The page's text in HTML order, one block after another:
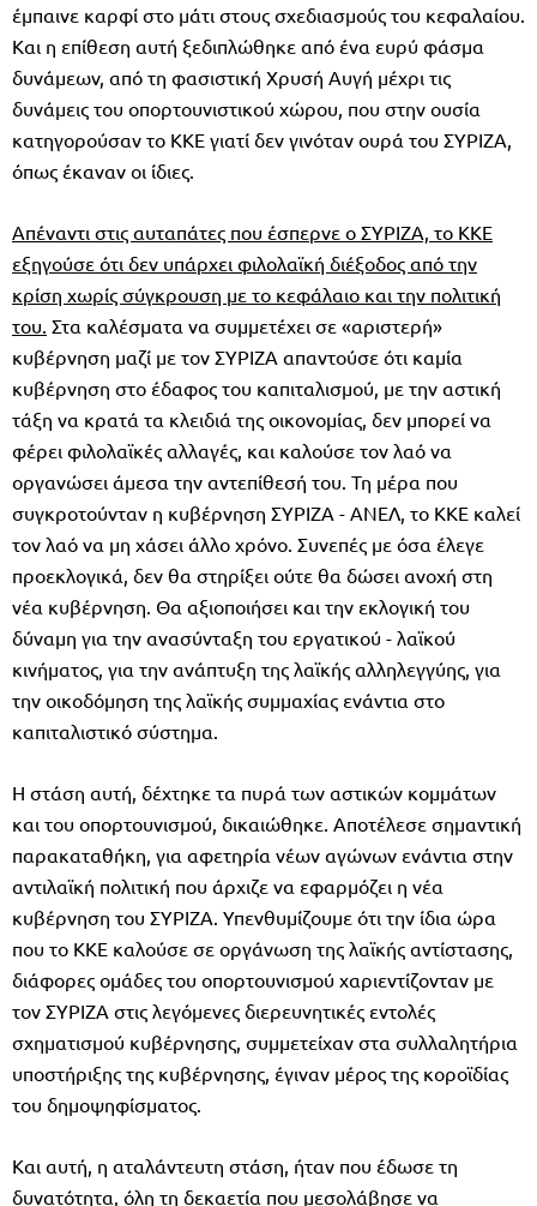
έμπαινε καρφί στο μάτι στους σχεδιασμούς του κεφαλαίου.
Και η επίθεση αυτή ξεδιπλώθηκε από ένα ευρύ φάσμα
δυνάμεων, από τη φασιστική Χρυσή Αυγή μέχρι τις
δυνάμεις του οπορτουνιστικού χώρου, που στην ουσία
κατηγορούσαν το ΚΚΕ γιατί δεν γινόταν ουρά του ΣΥΡΙΖΑ,
όπως έκαναν οι ίδιες.
Απέναντι στις αυταπάτες που έσπερνε ο ΣΥΡΙΖΑ, το ΚΚΕ
εξηγούσε ότι δεν υπάρχει φιλολαϊκή διέξοδος από την
κρίση χωρίς σύγκρουση με το κεφάλαιο και την πολιτική
του. Στα καλέσματα να συμμετέχει σε «αριστερή»
κυβέρνηση μαζί με τον ΣΥΡΙΖΑ απαντούσε ότι καμία
κυβέρνηση στο έδαφος του καπιταλισμού, με την αστική
τάξη να κρατά τα κλειδιά της οικονομίας, δεν μπορεί να
φέρει φιλολαϊκές αλλαγές, και καλούσε τον λαό να
οργανώσει άμεσα την αντεπίθεσή του. Τη μέρα που
συγκροτούνταν η κυβέρνηση ΣΥΡΙΖΑ - ΑΝΕΛ, το ΚΚΕ καλεί
τον λαό να μη χάσει άλλο χρόνο. Συνεπές με όσα έλεγε
προεκλογικά, δεν θα στηρίξει ούτε θα δώσει ανοχή στη
νέα κυβέρνηση. Θα αξιοποιήσει και την εκλογική του
δύναμη για την ανασύνταξη του εργατικού - λαϊκού
κινήματος, για την ανάπτυξη της λαϊκής αλληλεγγύης, για
την οικοδόμηση της λαϊκής συμμαχίας ενάντια στο
καπιταλιστικό σύστημα.
Η στάση αυτή, δέχτηκε τα πυρά των αστικών κομμάτων
και του οπορτουνισμού, δικαιώθηκε. Αποτέλεσε σημαντική
παρακαταθήκη, για αφετηρία νέων αγώνων ενάντια στην
αντιλαϊκή πολιτική που άρχιζε να εφαρμόζει η νέα
κυβέρνηση του ΣΥΡΙΖΑ. Υπενθυμίζουμε ότι την ίδια ώρα
που το ΚΚΕ καλούσε σε οργάνωση της λαϊκής αντίστασης,
διάφορες ομάδες του οπορτουνισμού χαριεντίζονταν με
τον ΣΥΡΙΖΑ στις λεγόμενες διερευνητικές εντολές
σχηματισμού κυβέρνησης, συμμετείχαν στα συλλαλητήρια
υποστήριξης της κυβέρνησης, έγιναν μέρος της κοροϊδίας
του δημοψηφίσματος.
Και αυτή, η αταλάντευτη στάση, ήταν που έδωσε τη
δυνατότητα, όλη τη δεκαετία που μεσολάβησε να